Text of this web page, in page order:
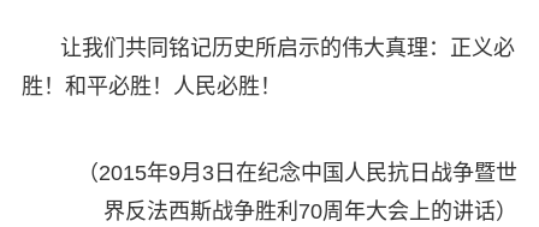
让我们共同铭记历史所启示的伟大真理：正义必
胜！和平必胜！人民必胜！
（2015年9月3日在纪念中国人民抗日战争暨世
界反法西斯战争胜利70周年大会上的讲话）